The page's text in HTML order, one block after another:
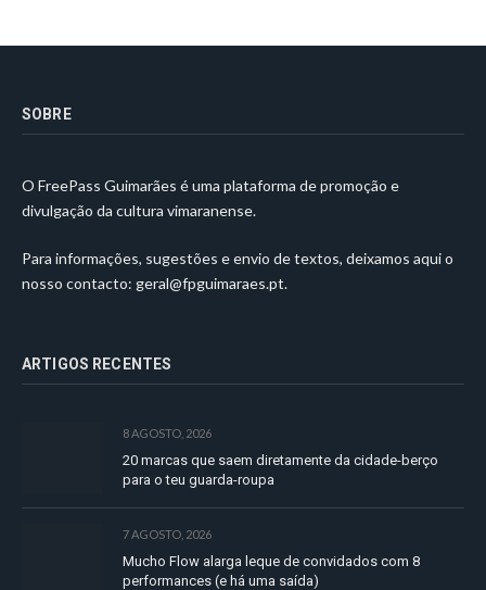
SOBRE
O FreePass Guimarães é uma plataforma de promoção e
divulgação da cultura vimaranense.
Para informações, sugestões e envio de textos, deixamos aqui o
nosso contacto: geral@fpguimaraes.pt.
ARTIGOS RECENTES
8 AGOSTO, 2026
20 marcas que saem diretamente da cidade-berço
para o teu guarda-roupa
7 AGOSTO, 2026
Mucho Flow alarga leque de convidados com 8
performances (e há uma saída)